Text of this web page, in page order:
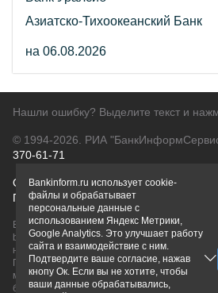
Азиатско-Тихоокеанский Банк
на 06.08.2026
Нашли ошибку? Выделите текст и
© 1994-2026. РИА
370-61-71
О проектеПолитика
Правовая информацияДля
Вся информация о продуктах банков,
bankinform.ru, носит исключительно
не является публичной офертой,
ГК РФ. Информация не содержит точного и
может быть изменена. Конечные условия
банков или при личном обращении.
Bankinform.ru использует cookie-
файлы и обрабатывает
персональные данные с
использованием Яндекс Метрики,
Google Analytics. Это улучшает работу
сайта и взаимодействие с ним.
Подтвердите ваше согласие, нажав
кнопу Ок. Если вы не хотите, чтобы
ваши данные обрабатывались,